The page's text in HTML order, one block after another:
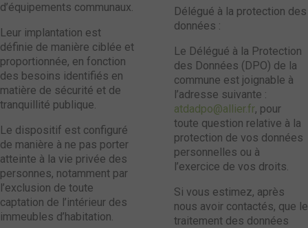
d’équipements communaux.
Leur implantation est
définie de manière ciblée et
proportionnée, en fonction
des besoins identifiés en
matière de sécurité et de
tranquillité publique.
Le dispositif est configuré
de manière à ne pas porter
atteinte à la vie privée des
personnes, notamment par
l’exclusion de toute
captation de l’intérieur des
immeubles d’habitation.
Délégué à la protection des
données :
Le Délégué à la Protection
des Données (DPO) de la
commune est joignable à
l’adresse suivante :
atdadpo@allier.fr, pour
toute question relative à la
protection de vos données
personnelles ou à
l’exercice de vos droits.
Si vous estimez, après
nous avoir contactés, que le
traitement des données